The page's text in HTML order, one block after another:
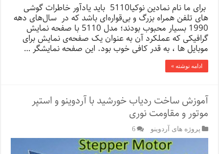
برای ما نام نمادین نوکیا5110 باید یادآور خاطرات گوشی
های تلفن همراه بزرگ و بی‌قواره‌ای باشد که در سال‌های دهه
1990 بسیار محبوب بودند؛ مدل 5110 با صفحه نمایش
گرافیکی که عملکرد آن به عنوان یک صفحه‌ی نمایش برای
موبایل ها ، به قدر کافی خوب بود. این صفحه نمایشگر …
ادامه نوشته »
آموزش ساخت ردیاب خورشید با آردوینو و استپر
موتور و مقاومت نوری
پروژه های آردوینو 6